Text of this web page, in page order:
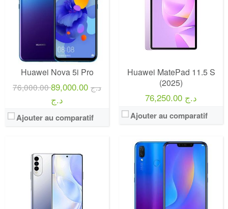
Huawei Nova 5i Pro
76,000.00 د.ج 89,000.00
د.ج
Ajouter au comparatif
Huawei MatePad 11.5 S
(2025)
76,250.00 د.ج
Ajouter au comparatif